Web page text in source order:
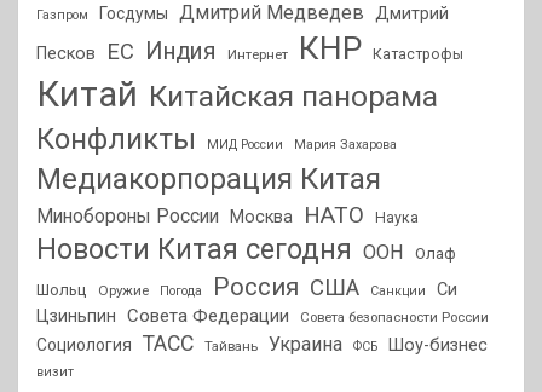
Газпром Госдумы Дмитрий Медведев Дмитрий
Песков
ЕС Индия Интернет КНР Катастрофы
Китай Китайская панорама
Конфликты
МИД России Мария Захарова
Медиакорпорация Китая
Минобороны России Москва НАТО Наука
Новости Китая сегодня ООН
Олаф
Шольц
Оружие Погода Россия США Санкции
Си
Цзиньпин Совета Федерации Совета безопасности России
Социология ТАСС Тайвань Украина ФСБ Шоу-бизнес
визит